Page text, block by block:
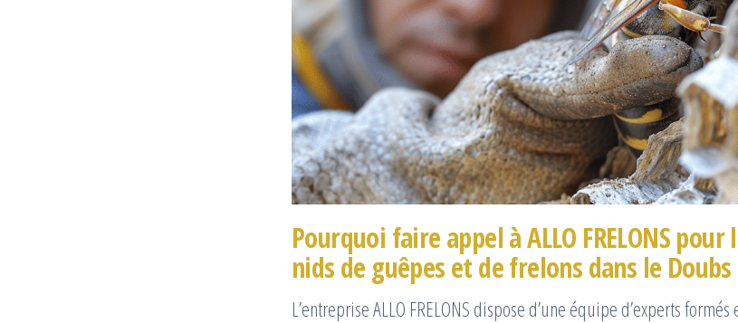
Pourquoi faire appel à ALLO FRELONS
nids de guêpes et de frelons dans le Doubs
L’entreprise ALLO FRELONS dispose d’une équipe d’experts